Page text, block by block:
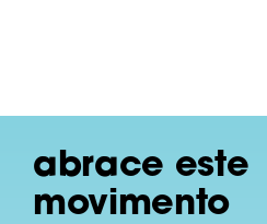
abrace este
movimento